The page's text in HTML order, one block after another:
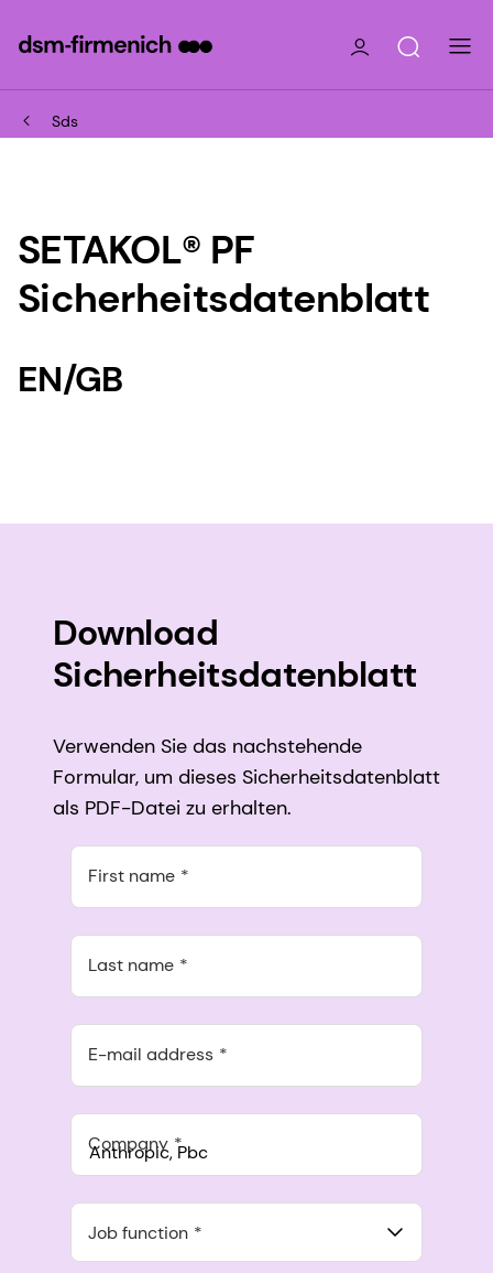
Sds
SETAKOL® PF
Sicherheitsdatenblatt
EN/GB
Download
Sicherheitsdatenblatt
Verwenden Sie das nachstehende
Formular, um dieses Sicherheitsdatenblatt
als PDF-Datei zu erhalten.
First name
Last name
E-mail address
Company
548 Market St Pmb 90375, San Francisco, California, US
Job function